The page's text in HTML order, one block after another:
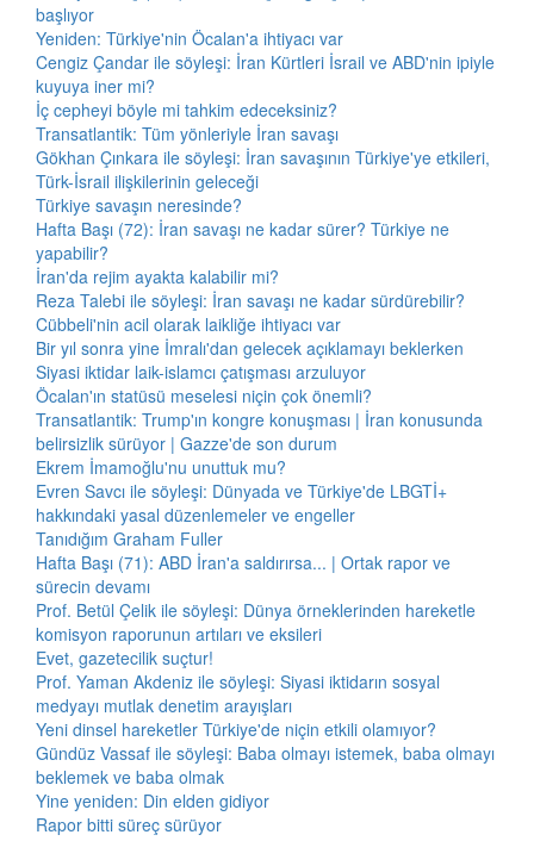
başlıyor
Yeniden: Türkiye'nin Öcalan'a ihtiyacı var
Cengiz Çandar ile söyleşi: İran Kürtleri İsrail ve ABD'nin ipiyle
kuyuya iner mi?
İç cepheyi böyle mi tahkim edeceksiniz?
Transatlantik: Tüm yönleriyle İran savaşı
Gökhan Çınkara ile söyleşi: İran savaşının Türkiye'ye etkileri,
Türk-İsrail ilişkilerinin geleceği
Türkiye savaşın neresinde?
Hafta Başı (72): İran savaşı ne kadar sürer? Türkiye ne
yapabilir?
İran'da rejim ayakta kalabilir mi?
Reza Talebi ile söyleşi: İran savaşı ne kadar sürdürebilir?
Cübbeli'nin acil olarak laikliğe ihtiyacı var
Bir yıl sonra yine İmralı'dan gelecek açıklamayı beklerken
Siyasi iktidar laik-islamcı çatışması arzuluyor
Öcalan'ın statüsü meselesi niçin çok önemli?
Transatlantik: Trump'ın kongre konuşması | İran konusunda
belirsizlik sürüyor | Gazze'de son durum
Ekrem İmamoğlu'nu unuttuk mu?
Evren Savcı ile söyleşi: Dünyada ve Türkiye'de LBGTİ+
hakkındaki yasal düzenlemeler ve engeller
Tanıdığım Graham Fuller
Hafta Başı (71): ABD İran'a saldırırsa... | Ortak rapor ve
sürecin devamı
Prof. Betül Çelik ile söyleşi: Dünya örneklerinden hareketle
komisyon raporunun artıları ve eksileri
Evet, gazetecilik suçtur!
Prof. Yaman Akdeniz ile söyleşi: Siyasi iktidarın sosyal
medyayı mutlak denetim arayışları
Yeni dinsel hareketler Türkiye'de niçin etkili olamıyor?
Gündüz Vassaf ile söyleşi: Baba olmayı istemek, baba olmayı
beklemek ve baba olmak
Yine yeniden: Din elden gidiyor
Rapor bitti süreç sürüyor